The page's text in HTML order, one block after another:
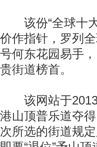
该份“全球十大
价作指针，罗列
号何东花园易手
贵街道榜首。
该网站于2013
港山顶普乐道夺
次所选的街道规